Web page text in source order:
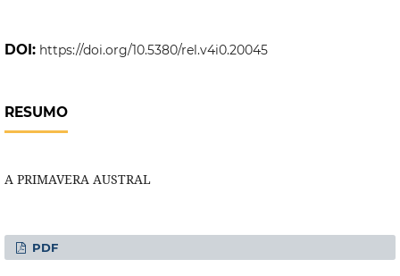
DOI: https://doi.org/10.5380/rel.v4i0.20045
RESUMO
A PRIMAVERA AUSTRAL
PDF